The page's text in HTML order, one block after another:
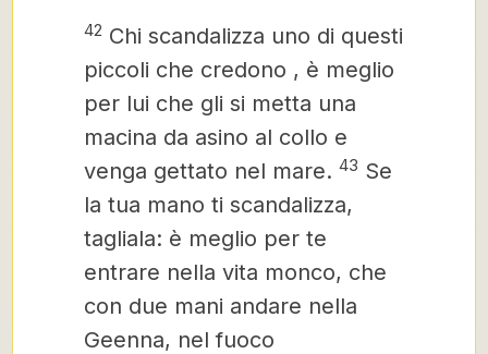
42 Chi scandalizza uno di questi
piccoli che credono , è meglio
per lui che gli si metta una
macina da asino al collo e
venga gettato nel mare. 43 Se
la tua mano ti scandalizza,
tagliala: è meglio per te
entrare nella vita monco, che
con due mani andare nella
Geenna, nel fuoco